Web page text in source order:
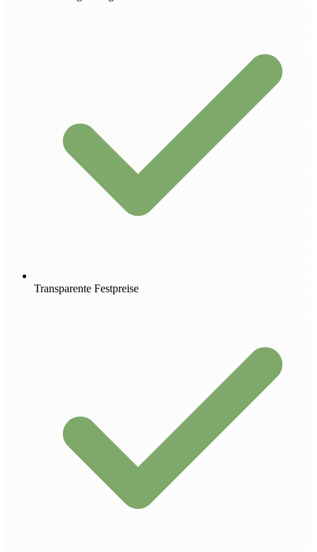
Transparente Festpreise